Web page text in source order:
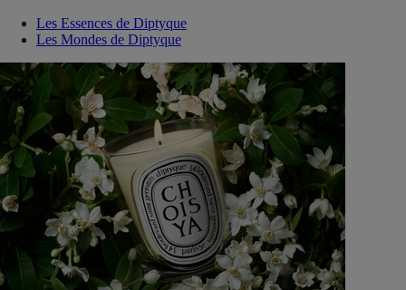
Les Essences de Diptyque
Les Mondes de Diptyque